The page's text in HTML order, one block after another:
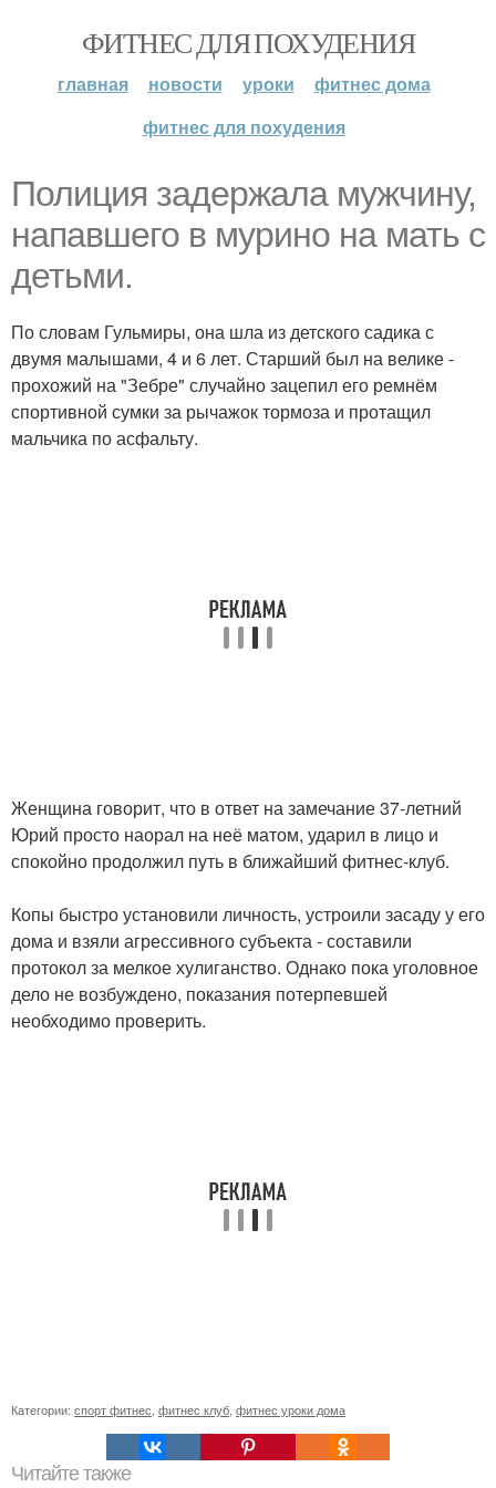
ФИТНЕС ДЛЯ ПОХУДЕНИЯ
главная новости уроки
фитнес дома
фитнес для похудения
Полиция задержала мужчину,
напавшего в мурино на мать с
детьми.
По словам Гульмиры, она шла из детского садика с
двумя малышами, 4 и 6 лет. Старший был на велике -
прохожий на "Зебре" случайно зацепил его ремнём
спортивной сумки за рычажок тормоза и протащил
мальчика по асфальту.
Женщина говорит, что в ответ на замечание 37-летний
Юрий просто наорал на неё матом, ударил в лицо и
спокойно продолжил путь в ближайший фитнес-клуб.
Копы быстро установили личность, устроили засаду у его
дома и взяли агрессивного субъекта - составили
протокол за мелкое хулиганство. Однако пока уголовное
дело не возбуждено, показания потерпевшей
необходимо проверить.
Категории: спорт фитнес фитнес клуб фитнес уроки дома
Читайте также